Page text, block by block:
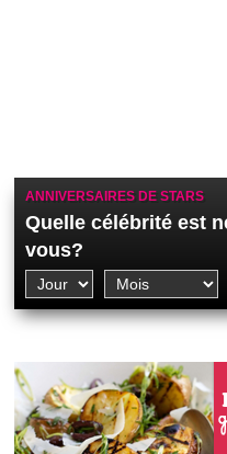
ANNIVERSAIRES DE STARS
Quelle célébrité est
vous?